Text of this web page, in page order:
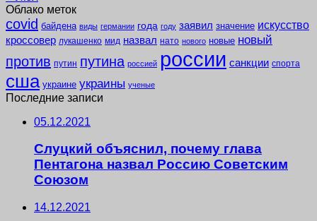
Облако меток
covid байдена виды германии года году заявил значение искусство
кроссовер лукашенко мид назвал нато нового новые новый
против путин путина россией россии санкции спорта
сша украине украины ученые
Последние записи
05.12.2021
Слуцкий объяснил, почему глава
Пентагона назвал Россию Советским
Союзом
14.12.2021